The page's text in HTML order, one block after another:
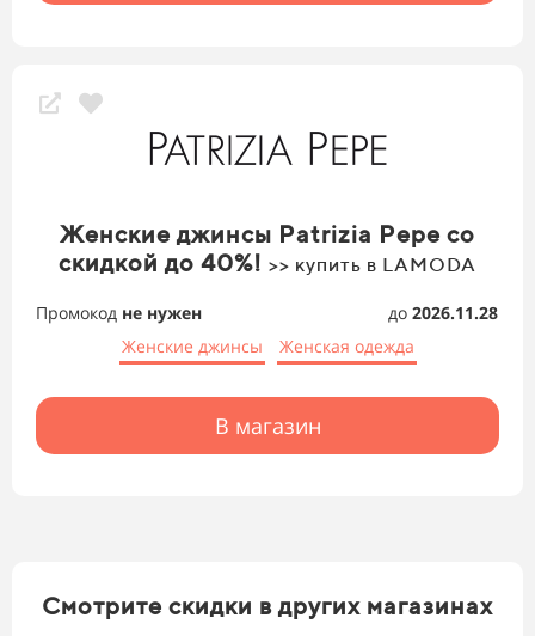
Женские джинсы Patrizia Pepe со
скидкой до 40%! >> купить в LAMODA
Промокод не нужен до 2026.11.28
Женские джинсы
Женская одежда
В магазин
Смотрите скидки в других магазинах